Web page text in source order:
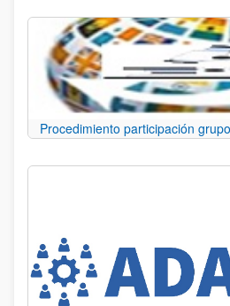
Procedimiento participación